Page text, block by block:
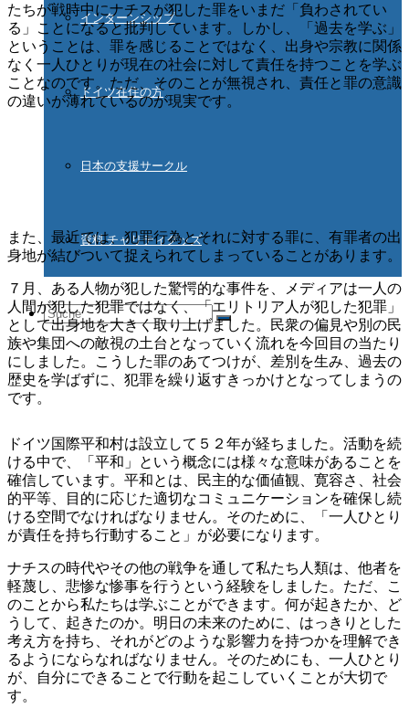
インターンシップ
ドイツ在住の方
日本の支援サークル
資料 チャリティグッズ
Suche
nach:
たちが戦時中にナチスが犯した罪をいまだ「負わされてい
る」ことになると批判しています。しかし、「過去を学ぶ」
ということは、罪を感じることではなく、出身や宗教に関係
なく一人ひとりが現在の社会に対して責任を持つことを学ぶ
ことなのです。ただ、そのことが無視され、責任と罪の意識
の違いが薄れているのが現実です。
また、最近では、犯罪行為とそれに対する罪に、有罪者の出
身地が結びついて捉えられてしまっていることがあります。
７月、ある人物が犯した驚愕的な事件を、メディアは一人の
人間が犯した犯罪ではなく、「エリトリア人が犯した犯罪」
として出身地を大きく取り上げました。民衆の偏見や別の民
族や集団への敵視の土台となっていく流れを今回目の当たり
にしました。こうした罪のあてつけが、差別を生み、過去の
歴史を学ばずに、犯罪を繰り返すきっかけとなってしまうの
です。
ドイツ国際平和村は設立して５２年が経ちました。活動を続
ける中で、「平和」という概念には様々な意味があることを
確信しています。平和とは、民主的な価値観、寛容さ、社会
的平等、目的に応じた適切なコミュニケーションを確保し続
ける空間でなければなりません。そのために、「一人ひとり
が責任を持ち行動すること」が必要になります。
ナチスの時代やその他の戦争を通して私たち人類は、他者を
軽蔑し、悲惨な惨事を行うという経験をしました。ただ、こ
のことから私たちは学ぶことができます。何が起きたか、ど
うして、起きたのか。明日の未来のために、はっきりとした
考え方を持ち、それがどのような影響力を持つかを理解でき
るようにならなればなりません。そのためにも、一人ひとり
が、自分にできることで行動を起こしていくことが大切で
す。